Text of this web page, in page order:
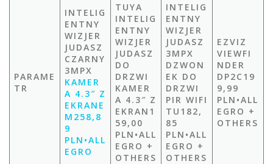
PARAME
TR
INTELIG
ENTNY
WIZJER
JUDASZ
CZARNY
3MPX
KAMER
A 4.3″ Z
EKRANE
M258,8
9
PLN•ALL
EGRO
TUYA
INTELIG
ENTNY
WIZJER
JUDASZ
DO
DRZWI
KAMER
A 4.3″ Z
EKRAN1
59,00
PLN•ALL
EGRO +
OTHERS
INTELIG
ENTNY
WIZJER
JUDASZ
3MPX
DZWON
EK DO
DRZWI
PIR WIFI
TU182,
85
PLN•ALL
EGRO +
OTHERS
EZVIZ
VIEWFI
NDER
DP2C19
9,99
PLN•ALL
EGRO +
OTHERS